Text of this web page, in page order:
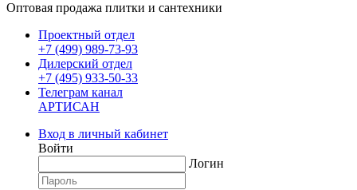
Оптовая продажа плитки и сантехники
Проектный отдел
+7 (499) 989-73-93
Дилерский отдел
+7 (495) 933-50-33
Телеграм канал
АРТИСАН
Вход в личный кабинет
Войти
Логин